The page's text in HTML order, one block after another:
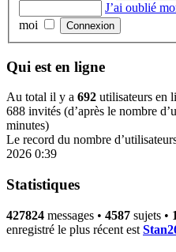
J’ai oublié
moi
Qui est en ligne
Au total il y a 692 utilisateurs en
688 invités (d’après le nombre
minutes)
Le record du nombre
2026 0:39
Statistiques
427824 messages • 4587 sujets •
enregistré le plus récent est